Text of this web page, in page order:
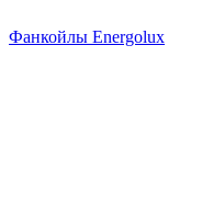
Фанкойлы Energolux